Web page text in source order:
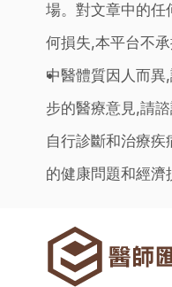
場。對文章中的任
何損失,本平台不承
中醫體質因人而異
步的醫療意見,請
自行診斷和治療
的健康問題和經濟